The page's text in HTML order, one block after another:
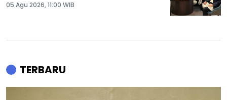
05 Agu 2026, 11:00 WIB
TERBARU